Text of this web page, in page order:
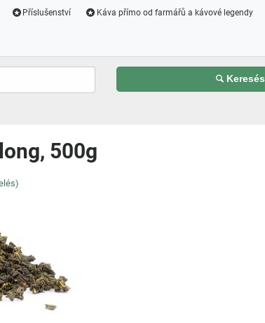
Příslušenství Káva přímo od farmářů a kávové legendy
Keresés
500g